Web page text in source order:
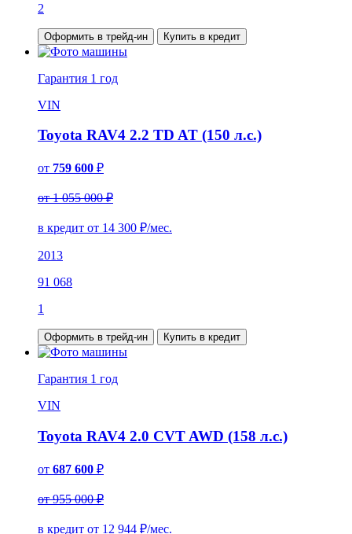
2
Оформить в трейд-ин Купить в кредит
Гарантия 1 год
VIN
Toyota RAV4 2.2 TD AT (150 л.с.)
от 759 600 ₽
от 1 055 000 ₽
в кредит от 14 300 ₽/мес.
2013
91 068
1
Оформить в трейд-ин Купить в кредит
Гарантия 1 год
VIN
Toyota RAV4 2.0 CVT AWD (158 л.с.)
от 687 600 ₽
от 955 000 ₽
в кредит от 12 944 ₽/мес.